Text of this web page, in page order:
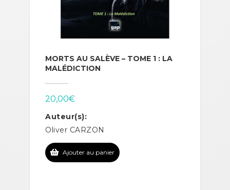
MORTS AU SALÈVE – TOME 1 : LA
MALÉDICTION
20,00€
Auteur(s):
Oliver CARZON
Ajouter au panier